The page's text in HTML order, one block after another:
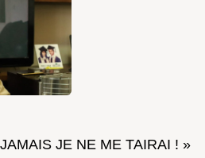
JE NE ME TAIRAI ! »